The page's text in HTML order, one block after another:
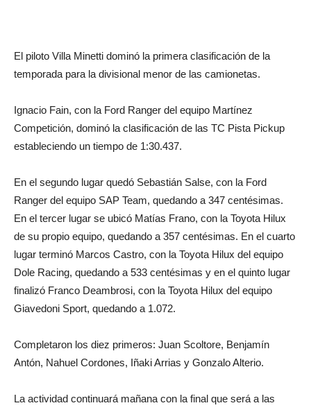
El piloto Villa Minetti dominó la primera clasificación de la
temporada para la divisional menor de las camionetas.
Ignacio Fain, con la Ford Ranger del equipo Martínez
Competición, dominó la clasificación de las TC Pista Pickup
estableciendo un tiempo de 1:30.437.
En el segundo lugar quedó Sebastián Salse, con la Ford
Ranger del equipo SAP Team, quedando a 347 centésimas.
En el tercer lugar se ubicó Matías Frano, con la Toyota Hilux
de su propio equipo, quedando a 357 centésimas. En el cuarto
lugar terminó Marcos Castro, con la Toyota Hilux del equipo
Dole Racing, quedando a 533 centésimas y en el quinto lugar
finalizó Franco Deambrosi, con la Toyota Hilux del equipo
Giavedoni Sport, quedando a 1.072.
Completaron los diez primeros: Juan Scoltore, Benjamín
Antón, Nahuel Cordones, Iñaki Arrias y Gonzalo Alterio.
La actividad continuará mañana con la final que será a las